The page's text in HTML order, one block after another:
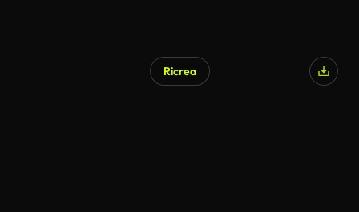
Ricrea